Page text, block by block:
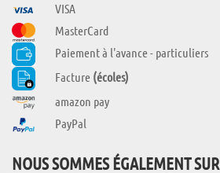
VISA
MasterCard
Paiement à l'avance - particuliers
Facture (écoles)
amazon pay
PayPal
NOUS SOMMES ÉGALEMENT SUR